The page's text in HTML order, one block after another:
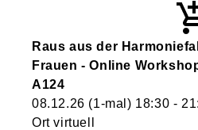
Raus aus der
Frauen - Online
A124
08.12.26 (1-mal) 18:30 -
Ort virtuell